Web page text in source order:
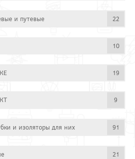
и путевые 22
10
19
9
и изоляторы для них 91
21